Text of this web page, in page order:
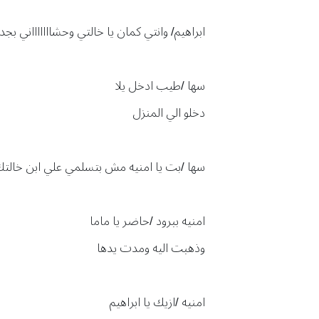
ابراهيم/ وانتي كمان يا خالتي وحشاااااااني
سها /طيب ادخل يلا
دخلو الي المنزل
سها /بت يا امنيه مش بتسلمي علي ابن
امنيه ببرود /حاضر يا ماما
وذهبت اليه ومدت يدها
امنيه /ازيك يا ابراهيم